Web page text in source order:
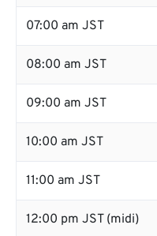
07:00 am JST
08:00 am JST
09:00 am JST
10:00 am JST
11:00 am JST
12:00 pm JST (midi)